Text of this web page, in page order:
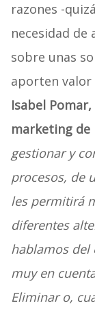
razones -
necesidad
sobre unas
aporten
Isabel
marketing de
gestionar y
procesos, de
les permitirá
diferentes
hablamos del
muy en
Eliminar o,